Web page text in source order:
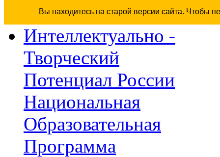
Вы находитесь на старой версии сайта. Чтобы
Интеллектуально -
Творческий
Потенциал России
Национальная
Образовательная
Программа